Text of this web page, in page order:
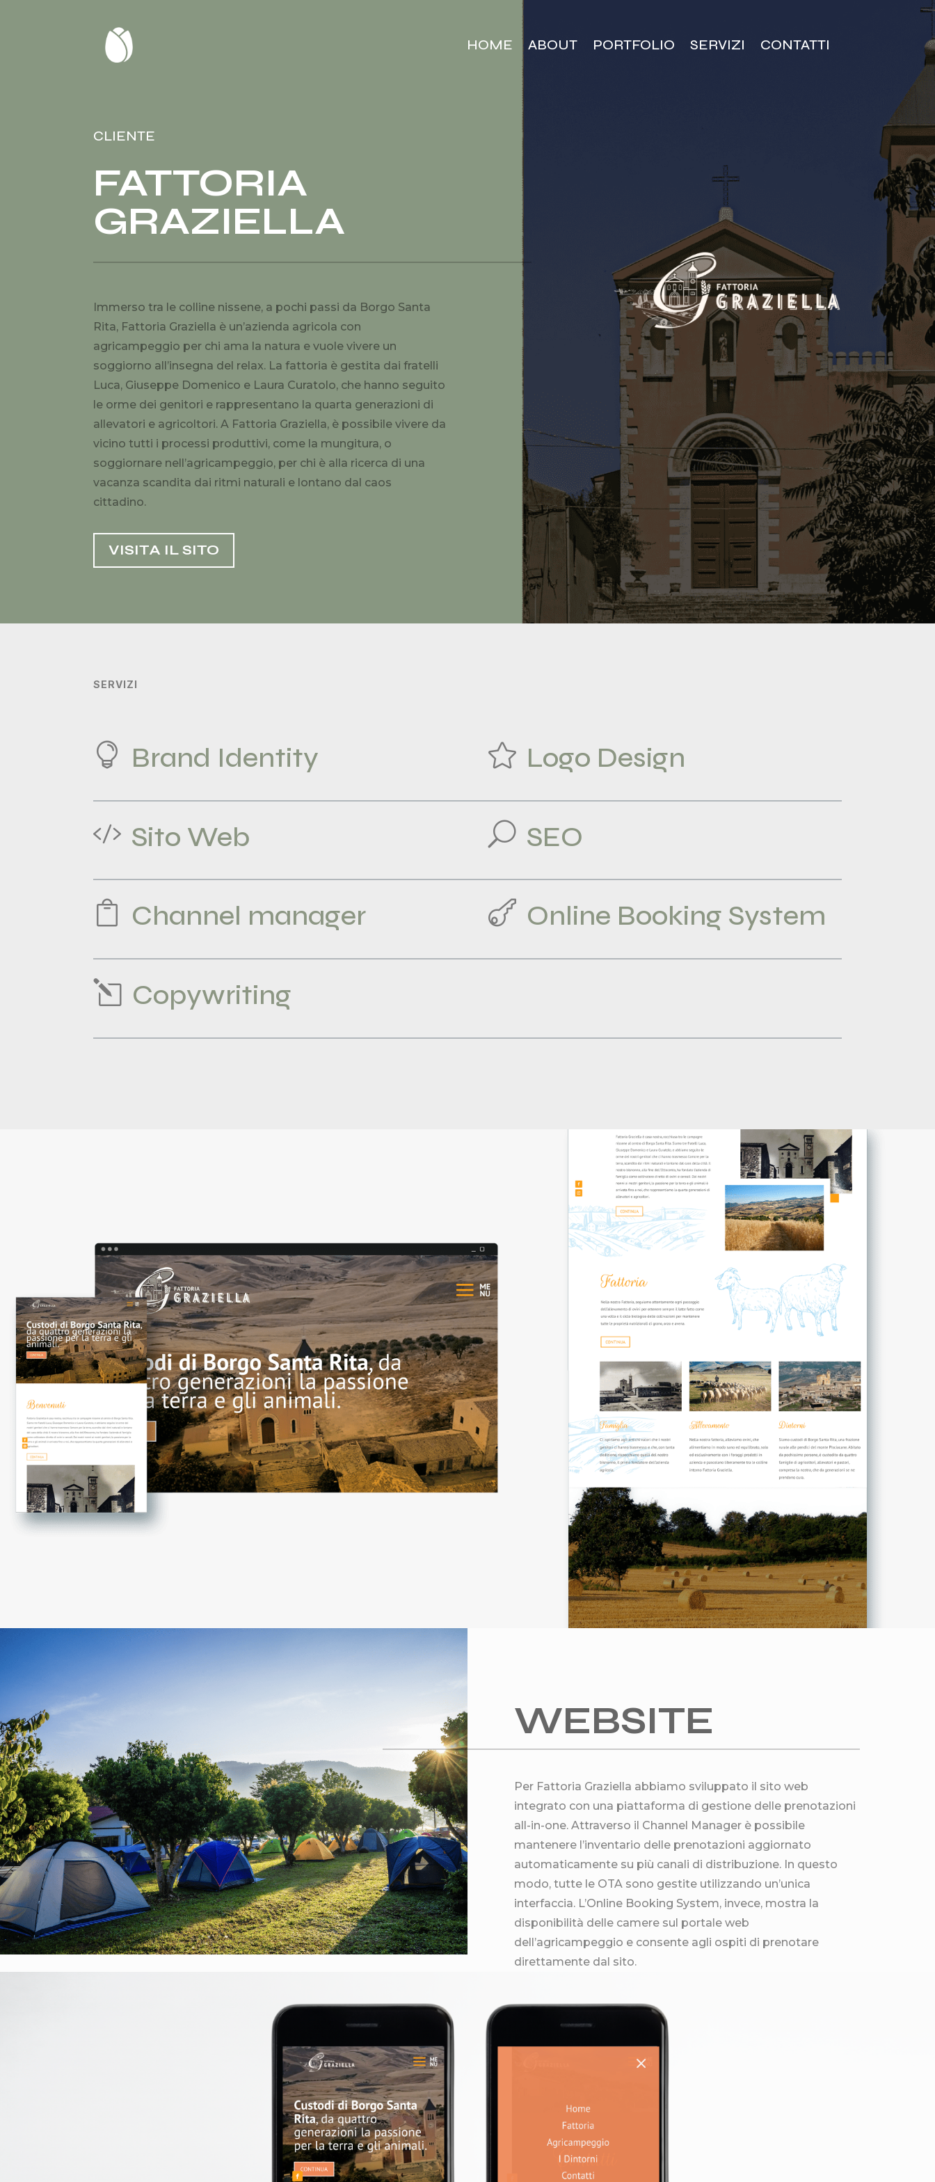
HOME ABOUT PORTFOLIO SERVIZI CONTATTI
CLIENTE
FATTORIA
GRAZIELLA
Immerso tra le colline nissene, a pochi passi da Borgo Santa
Rita, Fattoria Graziella è un’azienda agricola con
agricampeggio per chi ama la natura e vuole vivere un
soggiorno all’insegna del relax. La fattoria è gestita dai fratelli
Luca, Giuseppe Domenico e Laura Curatolo, che hanno seguito
le orme dei genitori e rappresentano la quarta generazioni di
allevatori e agricoltori. A Fattoria Graziella, è possibile vivere da
vicino tutti i processi produttivi, come la mungitura, o
soggiornare nell’agricampeggio, per chi è alla ricerca di una
vacanza scandita dai ritmi naturali e lontano dal caos
cittadino.
VISITA IL SITO
SERVIZI
 Brand Identity  Logo Design
 Sito Web U SEO
 Channel manager  Online Booking System
l Copywriting
WEBSITE
Per Fattoria Graziella abbiamo sviluppato il sito web
integrato con una piattaforma di gestione delle prenotazioni
all-in-one. Attraverso il Channel Manager è possibile
mantenere l’inventario delle prenotazioni aggiornato
automaticamente su più canali di distribuzione. In questo
modo, tutte le OTA sono gestite utilizzando un’unica
interfaccia. L’Online Booking System, invece, mostra la
disponibilità delle camere sul portale web
dell’agricampeggio e consente agli ospiti di prenotare
direttamente dal sito.